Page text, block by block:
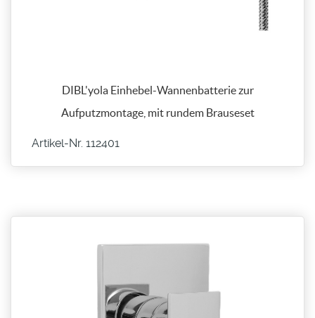
DIBL'yola Einhebel-Wannenbatterie zur
Aufputzmontage, mit rundem Brauseset
Artikel-Nr. 112401